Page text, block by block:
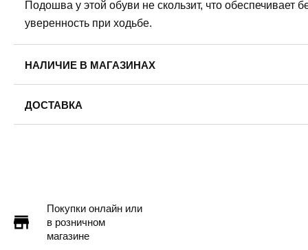
Подошва у этой обуви не скользит, что обеспечивает
уверенность при ходьбе.
НАЛИЧИЕ В МАГАЗИНАХ
ДОСТАВКА
Пермь — бесплатно
Покупки онлайн или
в розничном
магазине